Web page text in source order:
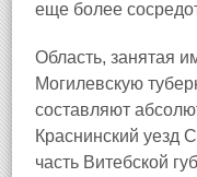
еще более
Область, занятая
Могилевскую
составляют
Краснинский уезд
часть Витебской